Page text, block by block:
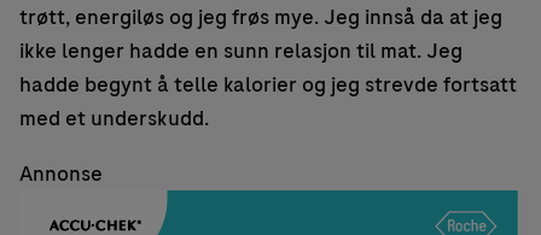
trøtt, energiløs og jeg frøs mye. Jeg innså da at jeg
ikke lenger hadde en sunn relasjon til mat. Jeg
hadde begynt å telle kalorier og jeg strevde fortsatt
med et underskudd.
Annonse